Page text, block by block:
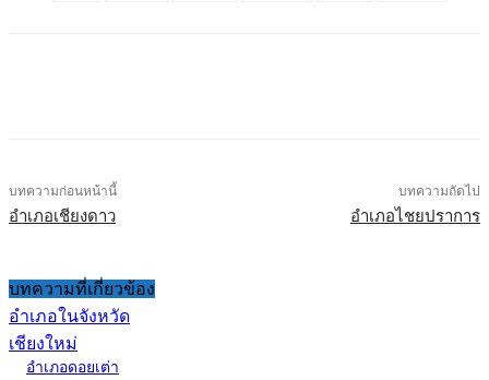
บทความก่อนหน้านี้
อำเภอเชียงดาว
บทความถัดไป
อำเภอไชยปราการ
บทความที่เกี่ยวข้อง
อำเภอในจังหวัด
เชียงใหม่
อำเภอดอยเต่า